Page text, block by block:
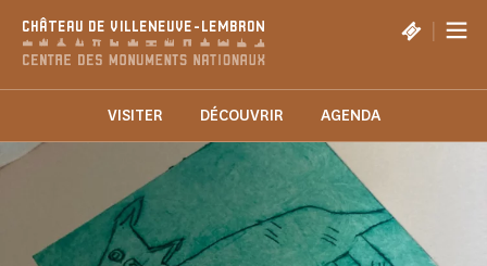
CHÂTEAU DE VILLENEUVE-LEMBRON |
VISITER DÉCOUVRIR AGENDA